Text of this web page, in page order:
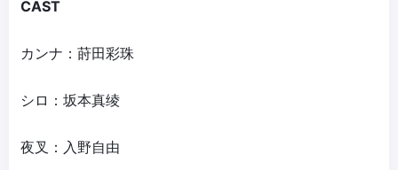
CAST
カンナ：莳田彩珠
シロ：坂本真绫
夜叉：入野自由